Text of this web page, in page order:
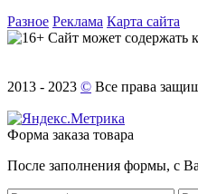
Разное Реклама Карта сайта
Сайт может содержать
2013 - 2023 © Все права
Форма заказа товара
После заполнения формы, с